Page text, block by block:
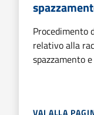
Procedimento
relativo alla
spazzamento
VAI ALLA